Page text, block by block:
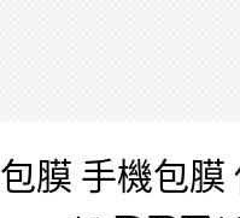
包膜 手機包膜